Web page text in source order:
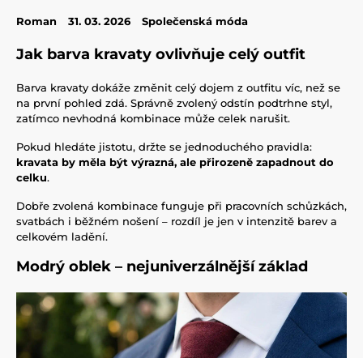
Roman 31. 03. 2026 Společenská móda
Jak barva kravaty ovlivňuje celý outfit
Barva kravaty dokáže změnit celý dojem z outfitu víc, než se
na první pohled zdá. Správně zvolený odstín podtrhne styl,
zatímco nevhodná kombinace může celek narušit.
Pokud hledáte jistotu, držte se jednoduchého pravidla:
kravata by měla být výrazná, ale přirozeně zapadnout do
celku.
Dobře zvolená kombinace funguje při pracovních schůzkách,
svatbách i běžném nošení – rozdíl je jen v intenzitě barev a
celkovém ladění.
Modrý oblek – nejuniverzálnější základ